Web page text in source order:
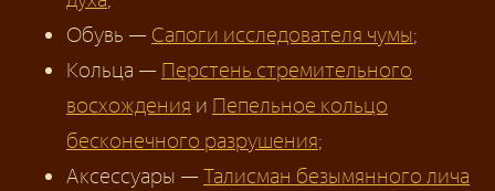
Обувь — Сапоги исследователя чумы;
Кольца — Перстень стремительного
восхождения и Пепельное кольцо
бесконечного разрушения;
Аксессуары —Талисман безымянного лича